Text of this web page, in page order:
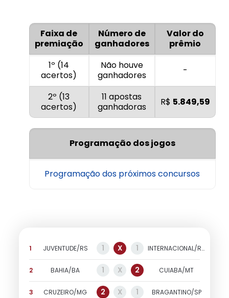
Faixa de
premiação
Número de
ganhadores
Valor do
prêmio
1º (14
acertos)
Não houve
ganhadores
-
2º (13
acertos)
11 apostas
ganhadoras
R$ 5.849,59
Programação dos jogos
Programação dos próximos concursos
1 JUVENTUDE/RS 1 X 1 INTERNACIONAL/RS
2 BAHIA/BA 1 X 2 CUIABA/MT
3 CRUZEIRO/MG 2 X 1 BRAGANTINO/SP